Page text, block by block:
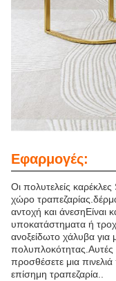
Εφαρμογές:
Οι πολυτελείς καρέκλες
χώρο
αντοχή και άνεσηΕίναι
υποκατάστηματα ή
ανοξείδωτο χάλυβα για
πολυπλοκότητας.Αυτές
προσθέσετε μια
επίσημη τραπεζαρία..